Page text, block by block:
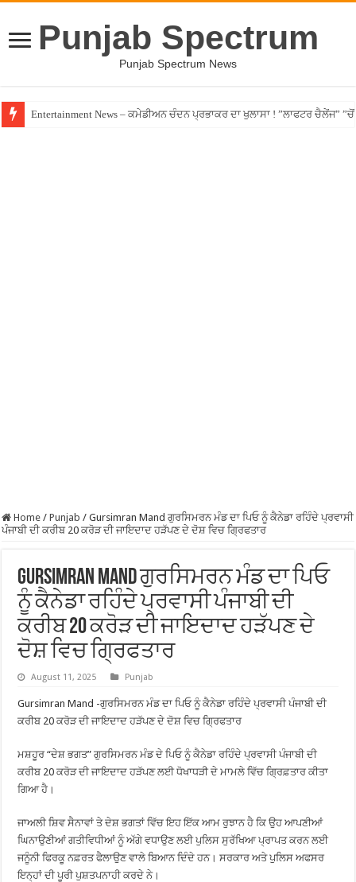
Punjab Spectrum
Punjab Spectrum News
Entertainment News – ਕਮੇਡੀਅਨ ਚੰਦਨ ਪ੍ਰਭਾਕਰ ਦਾ ਖੁਲਾਸਾ ! ”ਲਾਫਟਰ ਚੈਲੇਂਜ”
Home / Punjab / Gursimran Mand ਗੁਰਸਿਮਰਨ ਮੰਡ ਦਾ ਪਿਓ ਨੂੰ ਕੈਨੇਡਾ ਰਹਿੰਦੇ ਪ੍ਰਵਾਸੀ
ਪੰਜਾਬੀ ਦੀ ਕਰੀਬ 20 ਕਰੋੜ ਦੀ ਜਾਇਦਾਦ ਹੜੱਪਣ ਦੇ ਦੋਸ਼ ਵਿਚ ਗ੍ਰਿਫਤਾਰ
Gursimran Mand ਗੁਰਸਿਮਰਨ ਮੰਡ ਦਾ ਪਿਓ
ਨੂੰ ਕੈਨੇਡਾ ਰਹਿੰਦੇ ਪ੍ਰਵਾਸੀ ਪੰਜਾਬੀ ਦੀ
ਕਰੀਬ 20 ਕਰੋੜ ਦੀ ਜਾਇਦਾਦ ਹੜੱਪਣ ਦੇ
ਦੋਸ਼ ਵਿਚ ਗ੍ਰਿਫਤਾਰ
August 11, 2025 Punjab
Gursimran Mand -ਗੁਰਸਿਮਰਨ ਮੰਡ ਦਾ ਪਿਓ ਨੂੰ ਕੈਨੇਡਾ ਰਹਿੰਦੇ ਪ੍ਰਵਾਸੀ ਪੰਜਾਬੀ ਦੀ
ਕਰੀਬ 20 ਕਰੋੜ ਦੀ ਜਾਇਦਾਦ ਹੜੱਪਣ ਦੇ ਦੋਸ਼ ਵਿਚ ਗ੍ਰਿਫਤਾਰ
ਮਸ਼ਹੂਰ “ਦੇਸ਼ ਭਗਤ” ਗੁਰਸਿਮਰਨ ਮੰਡ ਦੇ ਪਿਓ ਨੂੰ ਕੈਨੇਡਾ ਰਹਿੰਦੇ ਪ੍ਰਵਾਸੀ ਪੰਜਾਬੀ ਦੀ
ਕਰੀਬ 20 ਕਰੋੜ ਦੀ ਜਾਇਦਾਦ ਹੜੱਪਣ ਲਈ ਧੋਖਾਧੜੀ ਦੇ ਮਾਮਲੇ ਵਿੱਚ ਗ੍ਰਿਫ਼ਤਾਰ ਕੀਤਾ
ਗਿਆ ਹੈ।
ਜਾਅਲੀ ਸ਼ਿਵ ਸੈਨਾਵਾਂ ਤੇ ਦੇਸ਼ ਭਗਤਾਂ ਵਿੱਚ ਇਹ ਇੱਕ ਆਮ ਰੁਝਾਨ ਹੈ ਕਿ ਉਹ ਆਪਣੀਆਂ
ਘਿਨਾਉਣੀਆਂ ਗਤੀਵਿਧੀਆਂ ਨੂੰ ਅੱਗੇ ਵਧਾਉਣ ਲਈ ਪੁਲਿਸ ਸੁਰੱਖਿਆ ਪ੍ਰਾਪਤ ਕਰਨ ਲਈ
ਜਨੂੰਨੀ ਫਿਰਕੂ ਨਫ਼ਰਤ ਫੈਲਾਉਣ ਵਾਲੇ ਬਿਆਨ ਦਿੰਦੇ ਹਨ। ਸਰਕਾਰ ਅਤੇ ਪੁਲਿਸ ਅਫਸਰ
ਇਨ੍ਹਾਂ ਦੀ ਪੂਰੀ ਪੁਸ਼ਤਪਨਾਹੀ ਕਰਦੇ ਨੇ।